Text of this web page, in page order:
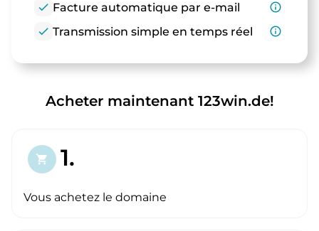
check Facture automatique par e-mail
info_outline
check Transmission simple en temps réel info_outline
Acheter maintenant 123win.de!
shopping_cart 1.
Vous achetez le domaine